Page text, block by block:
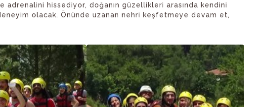
adrenalini hissediyor, doğanın güzellikleri arasında kendini
olacak. Önünde uzanan nehri keşfetmeye devam et,